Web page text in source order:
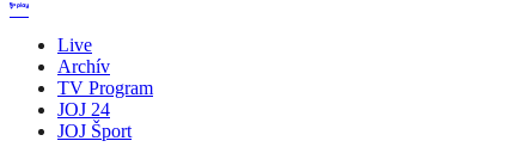
Live
Archív
TV Program
JOJ 24
JOJ Šport